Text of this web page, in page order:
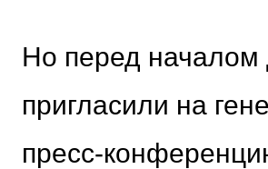
Но перед началом
пригласили на
пресс-